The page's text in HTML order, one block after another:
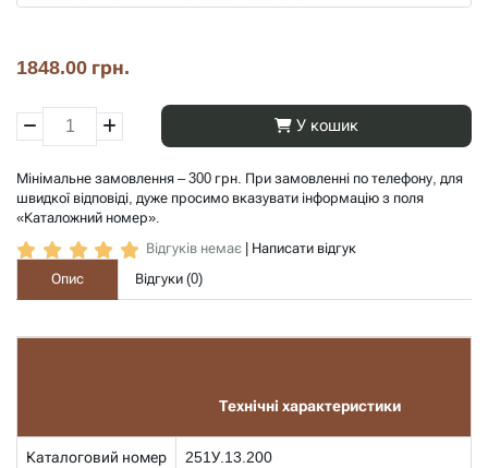
1848.00 грн.
У кошик
Мінімальне замовлення – 300 грн. При замовленні по телефону, для
швидкої відповіді, дуже просимо вказувати інформацію з поля
«Каталожний номер».
Відгуків немає
Написати відгук
Опис
Відгуки (0)
Технічні характеристики
Каталоговий номер 251У.13.200